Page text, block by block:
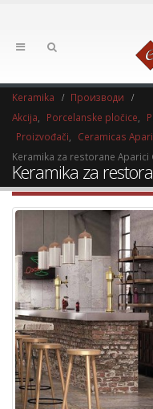
Keramika
Производи
Akcija
Porcelanske pločice
Proizvođači
Ceramicas
Keramika za restorane Aparici
Keramika za